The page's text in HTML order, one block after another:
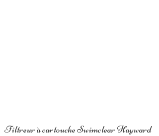
Filtreur à cartouche Swimclear Hayward